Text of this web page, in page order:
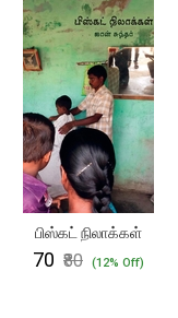
பிஸ்கட் நிலாக்கள்
₹70 ₹80 (12% Off)